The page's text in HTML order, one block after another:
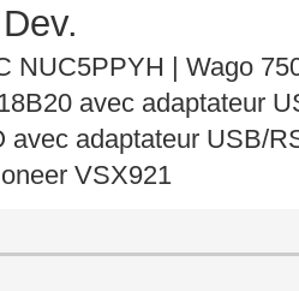
NUC5PPYH | Wago
avec adaptateur
avec adaptateur USB/
VSX921